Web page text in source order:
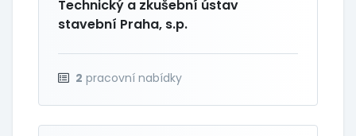
Technický a zkušební ústav
stavební Praha, s.p.
2 pracovní nabídky